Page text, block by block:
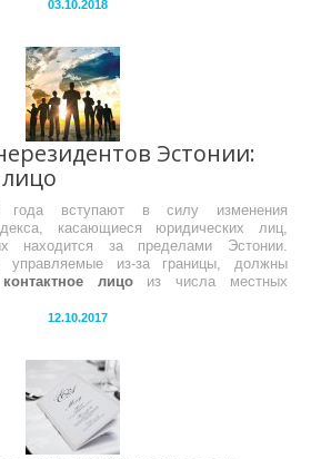
03.10.2018
Эстонии:
вступают в силу изменения
касающиеся юридических лиц,
находится за пределами Эстонии.
управляемые из-за границы, должны
контактное лицоиз числа местных
12.10.2017